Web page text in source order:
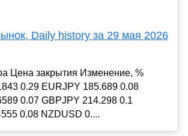
Daily history за 29 мая 2026
Цена закрытия Изменение, %
0.29 EURJPY 185.689 0.08
0.07 GBPJPY 214.298 0.1
0.08 NZDUSD 0....